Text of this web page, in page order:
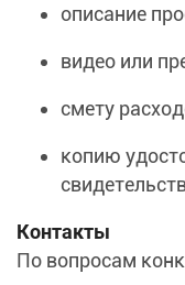
описание
видео или
смету
копию
Контакты
По вопросам